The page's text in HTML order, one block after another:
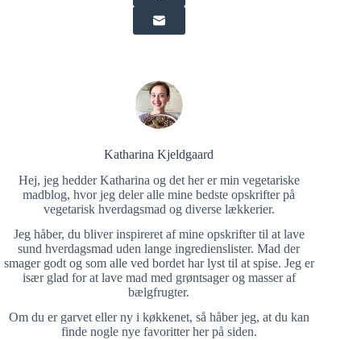
Katharina Kjeldgaard
Hej, jeg hedder Katharina og det her er min vegetariske
madblog, hvor jeg deler alle mine bedste opskrifter på
vegetarisk hverdagsmad og diverse lækkerier.
Jeg håber, du bliver inspireret af mine opskrifter til at lave
sund hverdagsmad uden lange ingredienslister. Mad der
smager godt og som alle ved bordet har lyst til at spise. Jeg er
især glad for at lave mad med grøntsager og masser af
bælgfrugter.
Om du er garvet eller ny i køkkenet, så håber jeg, at du kan
finde nogle nye favoritter her på siden.